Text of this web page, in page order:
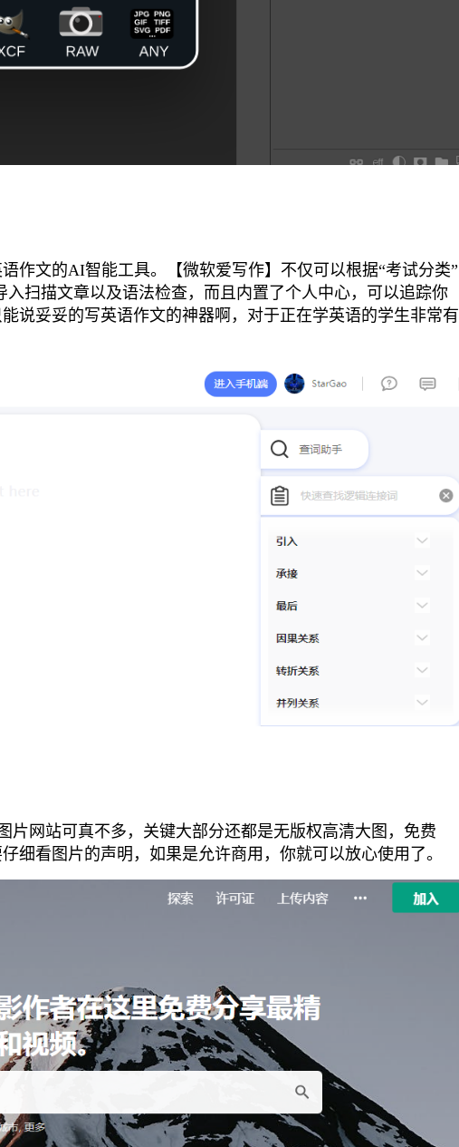
作文的AI智能工具。【微软爱写作】不仅可以根据“考试分类”
扫描文章以及语法检查，而且内置了个人中心，可以追踪你
说妥妥的写英语作文的神器啊，对于正在学英语的学生非常有
片网站可真不多，关键大部分还都是无版权高清大图，免费
细看图片的声明，如果是允许商用，你就可以放心使用了。